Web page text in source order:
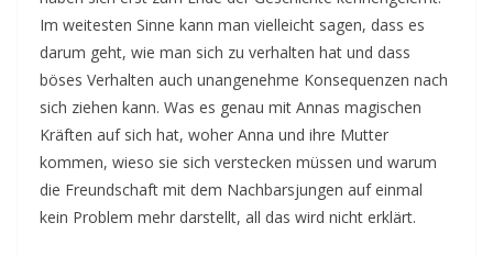
Im weitesten Sinne kann man vielleicht sagen, dass es
darum geht, wie man sich zu verhalten hat und dass
böses Verhalten auch unangenehme Konsequenzen nach
sich ziehen kann. Was es genau mit Annas magischen
Kräften auf sich hat, woher Anna und ihre Mutter
kommen, wieso sie sich verstecken müssen und warum
die Freundschaft mit dem Nachbarsjungen auf einmal
kein Problem mehr darstellt, all das wird nicht erklärt.